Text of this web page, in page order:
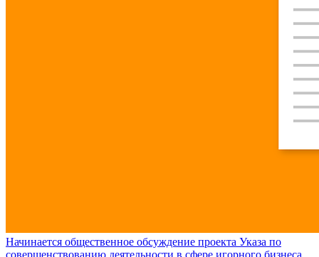
Начинается общественное обсуждение проекта Указа по
совершенствованию деятельности в сфере игорного бизнеса